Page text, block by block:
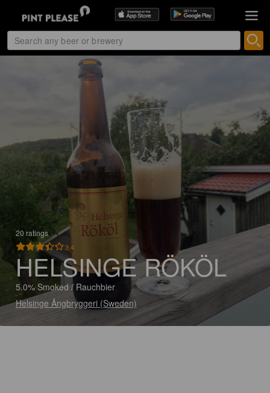
20 ratings
3.4
HELSINGE RÖKÖL
5.0% Smoked / Rauchbier
Helsinge Ångbryggeri (Sweden)